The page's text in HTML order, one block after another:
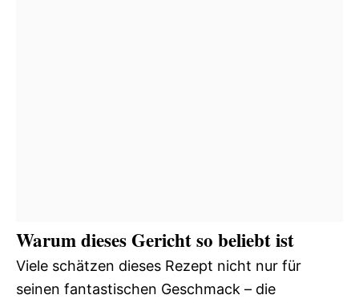
Warum dieses Gericht so beliebt ist
Viele schätzen dieses Rezept nicht nur für
seinen fantastischen Geschmack – die